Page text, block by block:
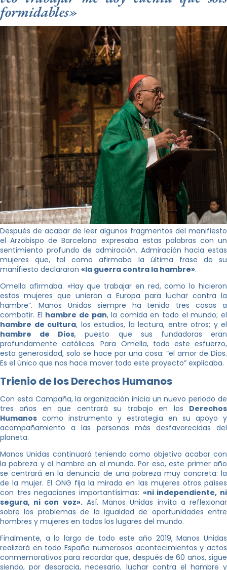
formidables»
Después de acabar de leer algunos fragmentos del manifiesto
el Arzobispo de Barcelona expresaba estas palabras con un
sentimiento profundo de admiración. Admiración hacia estas
mujeres que, tal como afirmaba la última frase de su
manifiesto declararon «la guerra contra la hambre».
Omella afirmaba. «Hay que trabajar en red, como lo hicieron
estas mujeres que unieron a Europa para luchar contra la
hambre”. Manos Unidas siempre ha tenido tres cosas a
combatir. El hambre de pan, la comida en todo el mundo; el
hambre de cultura, los estudios, la lectura, entre otros; y el
hambre de Dios, puesto que sus fundadoras eran
profundamente católicas. Para Omella, todo este esfuerzo,
esta generosidad, solo se hace por una cosa: “el amor de Dios.
Es el único que nos hace mover todo este proyecto” explicaba.
Trienio de los Derechos Humanos
Con esta Campaña, la organización inicia un nuevo periodo de
tres años en que centrará su trabajo en los Derechos
Humanos como instrumento y estrategia en su apoyo y
acompañamiento a las personas más desfavorecidas del
planeta.
Manos Unidas continuará teniendo como objetivo acabar con
la pobreza y el hambre en el mundo. Por eso, este primer año
se centrará en la denuncia de una pobreza muy concreta: la
de la mujer. El ONG fija la mirada en las mujeres otros países
con tres negaciones importantísimas: «ni independiente, ni
segura, ni con voz».Así, Manos Unidas invita a reflexionar
sobre los problemas de la igualdad de oportunidades entre
hombres y mujeres en todos los lugares del mundo.
Finalmente, a lo largo de todo este año 2019, Manos Unidas
realizará en todo España numerosos acontecimientos y actos
conmemorativos para recordar que, después de 60 años, sigue
siendo, por desgracia, necesario, luchar contra el hambre y